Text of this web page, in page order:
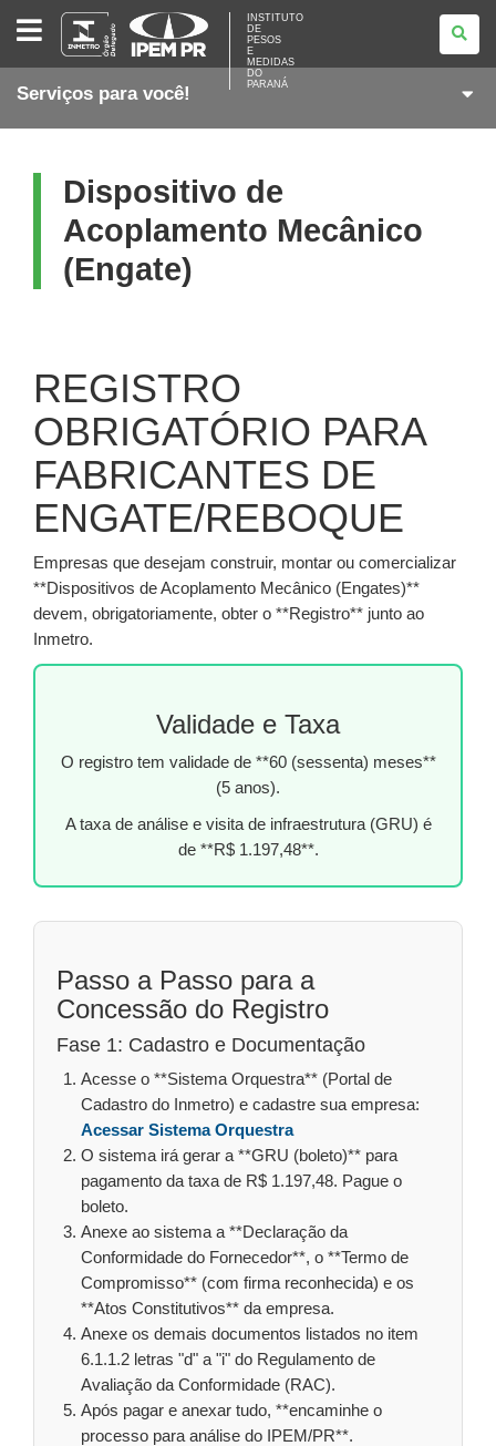
INSTITUTO
PESOS
E
DO
INSTITUTO
DE
PESOS
E
MEDIDAS
DO
PARANÁ
Serviços para você!
Dispositivo de
Acoplamento Mecânico
(Engate)
REGISTRO
OBRIGATÓRIO PARA
FABRICANTES DE
ENGATE/REBOQUE
Empresas que desejam construir, montar ou comercializar
**Dispositivos de Acoplamento Mecânico (Engates)**
devem, obrigatoriamente, obter o **Registro** junto ao
Inmetro.
Validade e Taxa
O registro tem validade de **60 (sessenta) meses**
(5 anos).
A taxa de análise e visita de infraestrutura (GRU) é
de **R$ 1.197,48**.
Passo a Passo para a
Concessão do Registro
Fase 1: Cadastro e Documentação
Acesse o **Sistema Orquestra** (Portal de
Cadastro do Inmetro) e cadastre sua empresa:
Acessar Sistema Orquestra
O sistema irá gerar a **GRU (boleto)** para
pagamento da taxa de R$ 1.197,48. Pague o
boleto.
Anexe ao sistema a **Declaração da
Conformidade do Fornecedor**, o **Termo de
Compromisso** (com firma reconhecida) e os
**Atos Constitutivos** da empresa.
Anexe os demais documentos listados no item
6.1.1.2 letras "d" a "i" do Regulamento de
Avaliação da Conformidade (RAC).
Após pagar e anexar tudo, **encaminhe o
processo para análise do IPEM/PR**.